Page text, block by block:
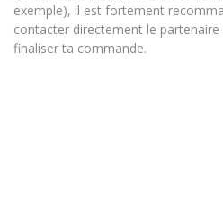
exemple), il est fortement
contacter directement le partenaire
finaliser ta commande.